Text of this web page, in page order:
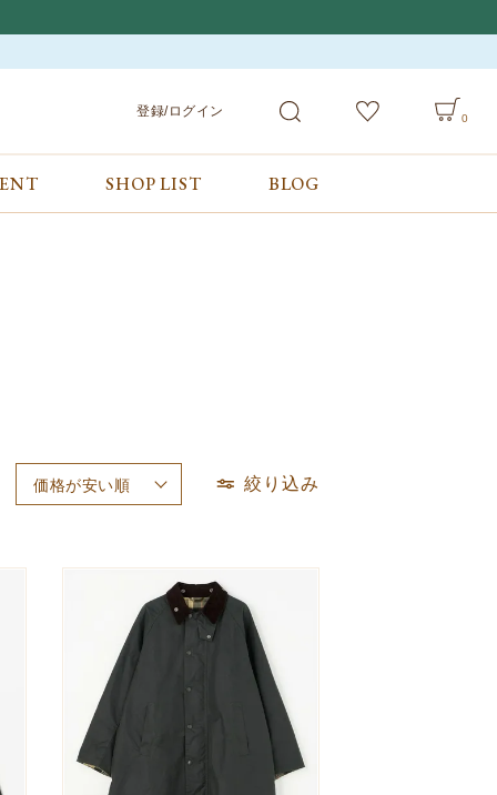
会員サービス
ご利用ガイド/お問合せ
登録/ログイン
検索
0
SHOP LIST BLOG
新着順
価格が安い順 絞り込み